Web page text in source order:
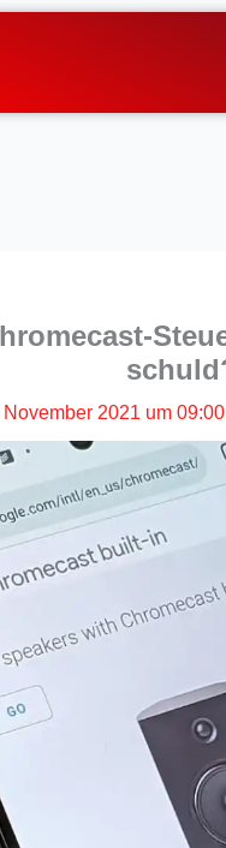
November 2021 um